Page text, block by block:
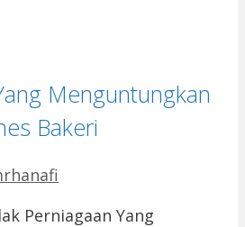
Menguntungkan
Bakeri
Perniagaan Yang